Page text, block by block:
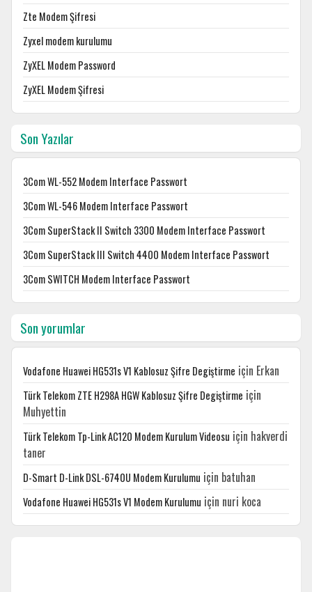
Zte Modem Şifresi
Zyxel modem kurulumu
ZyXEL Modem Password
ZyXEL Modem Şifresi
Son Yazılar
3Com WL-552 Modem Interface Passwort
3Com WL-546 Modem Interface Passwort
3Com SuperStack II Switch 3300 Modem Interface Passwort
3Com SuperStack III Switch 4400 Modem Interface Passwort
3Com SWITCH Modem Interface Passwort
Son yorumlar
Vodafone Huawei HG531s V1 Kablosuz Şifre Degiştirme için Erkan
Türk Telekom ZTE H298A HGW Kablosuz Şifre Degiştirme için
Muhyettin
Türk Telekom Tp-Link AC120 Modem Kurulum Videosu için hakverdi
taner
D-Smart D-Link DSL-6740U Modem Kurulumu için batuhan
Vodafone Huawei HG531s V1 Modem Kurulumu için nuri koca